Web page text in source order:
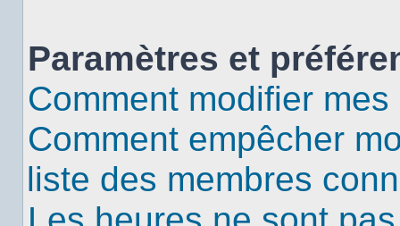
Paramètres et
Comment modifier
Comment empêcher
liste des membres